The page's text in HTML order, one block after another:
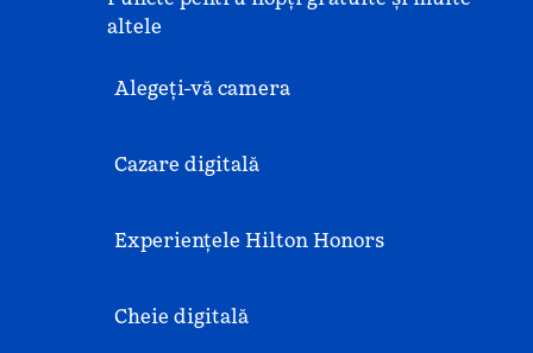
altele
Alegeți-vă camera
Cazare digitală
Experiențele Hilton Honors
Cheie digitală